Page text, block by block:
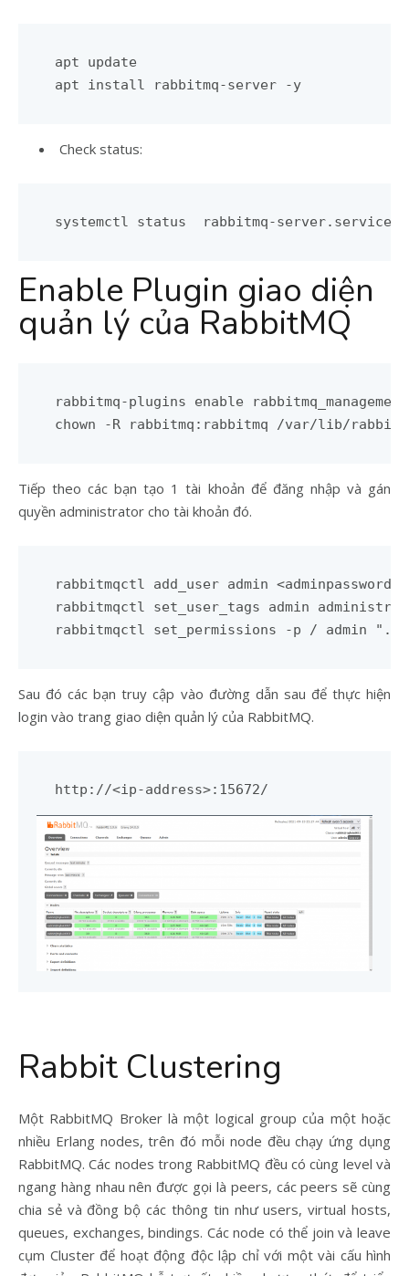
apt update
Check status:
systemctl status  rabbitmq-server.service
Enable Plugin giao diện
quản lý của RabbitMQ
rabbitmq-plugins enable rabbitmq_management
Tiếp theo các bạn tạo 1 tài khoản để đăng nhập và gán
quyền administrator cho tài khoản đó.
rabbitmqctl add_user admin <adminpassword>
rabbitmqctl set_user_tags admin
Sau đó các bạn truy cập vào đường dẫn sau để thực hiện
login vào trang giao diện quản lý của RabbitMQ.
Rabbit Clustering
Một RabbitMQ Broker là một logical group của một hoặc
nhiều Erlang nodes, trên đó mỗi node đều chạy ứng dụng
RabbitMQ. Các nodes trong RabbitMQ đều có cùng level và
ngang hàng nhau nên được gọi là peers, các peers sẽ cùng
chia sẻ và đồng bộ các thông tin như users, virtual hosts,
queues, exchanges, bindings. Các node có thể join và leave
cụm Cluster để hoạt động độc lập chỉ với một vài cấu hình